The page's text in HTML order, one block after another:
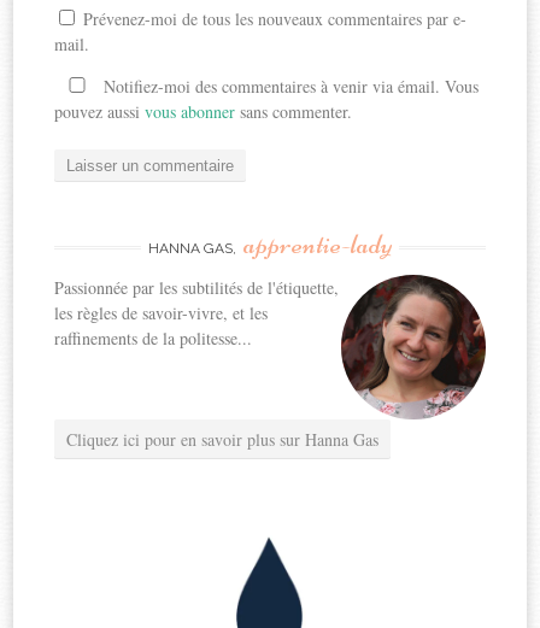
Prévenez-moi de tous les nouveaux commentaires par e-
mail.
Notifiez-moi des commentaires à venir via émail. Vous
pouvez aussivous abonner sans commenter.
HANNA GAS, apprentie-lady
Passionnée par les subtilités de l'étiquette,
les règles de savoir-vivre, et les
raffinements de la politesse...
Cliquez ici pour en savoir plus sur Hanna Gas